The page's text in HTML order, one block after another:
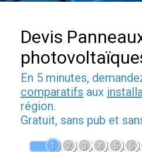
Devis
En 5 minutes,
comparatifs aux
région.
Gratuit, sans pub et
1 2 3 4 5 6